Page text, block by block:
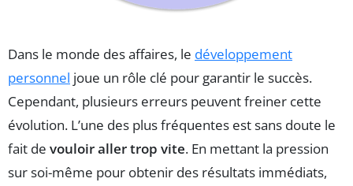
Dans le monde des affaires, le développement
personnel joue un rôle clé pour garantir le succès.
Cependant, plusieurs erreurs peuvent freiner cette
évolution. L’une des plus fréquentes est sans doute le
fait de vouloir aller trop vite. En mettant la pression
sur soi-même pour obtenir des résultats immédiats,